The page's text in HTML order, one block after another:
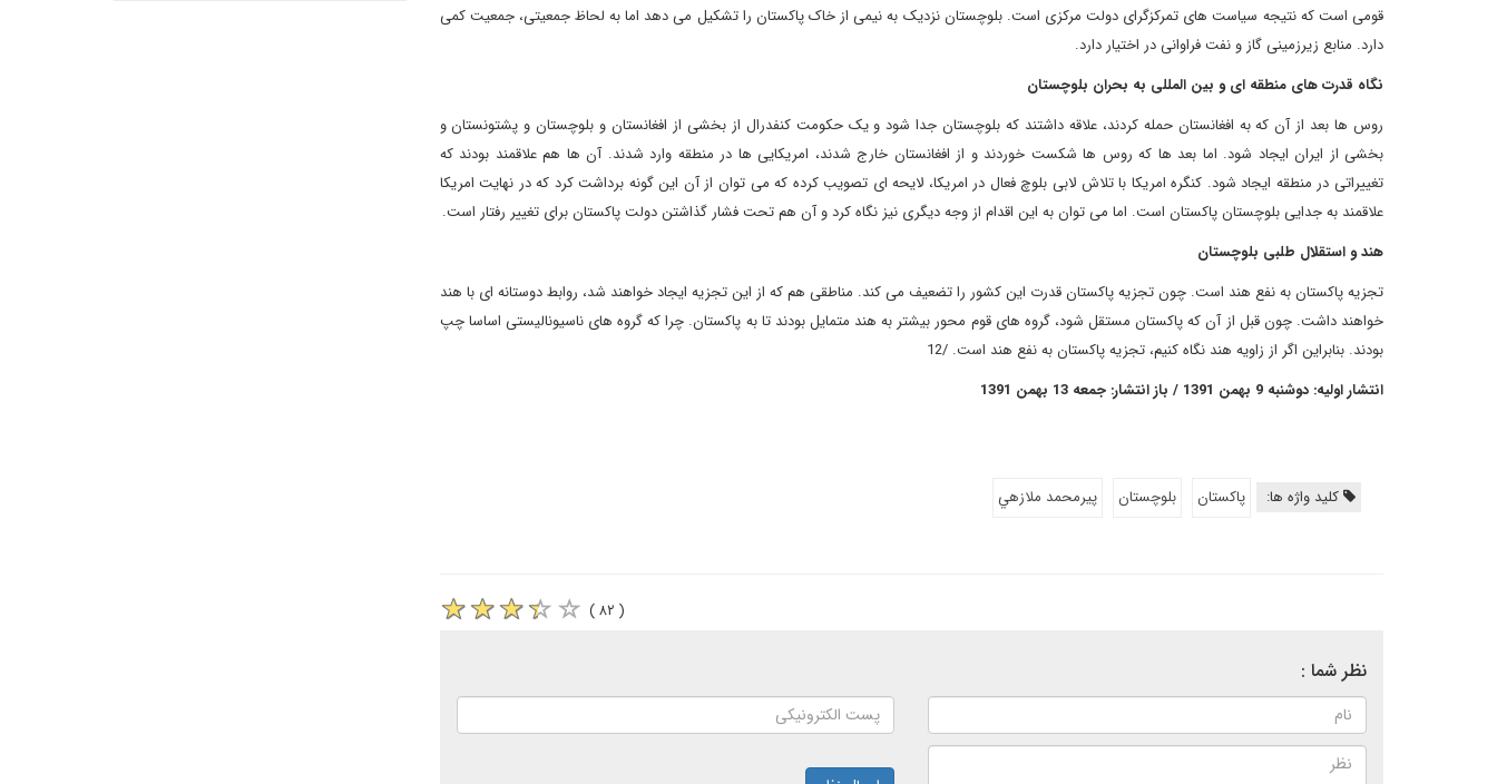
قومی است که نتیجه سیاست های تمرکزگرای دولت مرکزی است. بلوچستان نزدیک به نیمی از خاک پاکستان را تشکیل می دهد اما به لحاظ جمعیتی، جمعیت کمی
دارد. منابع زیرزمینی گاز و نفت فراوانی در اختیار دارد.
نگاه قدرت های منطقه ای و بین المللی به بحران بلوچستان
روس ها بعد از آن که به افغانستان حمله کردند، علاقه داشتند که بلوچستان جدا شود و یک حکومت کنفدرال از بخشی از افغانستان و بلوچستان و پشتونستان و
بخشی از ایران ایجاد شود. اما بعد ها که روس ها شکست خوردند و از افغانستان خارج شدند، امریکایی ها در منطقه وارد شدند. آن ها هم علاقمند بودند که
تغییراتی در منطقه ایجاد شود. کنگره امریکا با تلاش لابی بلوچ فعال در امریکا، لایحه ای تصویب کرده که می توان از آن این گونه برداشت کرد که در نهایت امریکا
علاقمند به جدایی بلوچستان پاکستان است. اما می توان به این اقدام از وجه دیگری نیز نگاه کرد و آن هم تحت فشار گذاشتن دولت پاکستان برای تغییر رفتار است.
هند و استقلال طلبی بلوچستان
تجزیه پاکستان به نفع هند است. چون تجزیه پاکستان قدرت این کشور را تضعیف می کند. مناطقی هم که از این تجزیه ایجاد خواهند شد، روابط دوستانه ای با هند
خواهند داشت. چون قبل از آن که پاکستان مستقل شود، گروه های قوم محور بیشتر به هند متمایل بودند تا به پاکستان. چرا که گروه های ناسیونالیستی اساسا چپ
بودند. بنابراین اگر از زاویه هند نگاه کنیم، تجزیه پاکستان به نفع هند است. /12
انتشار اولیه: دوشنبه 9 بهمن 1391 / باز انتشار: جمعه 13 بهمن 1391
کلید واژه ها: پاکستان بلوچستان پيرمحمد ملازهي
( ۸۲ )
نظر شما :